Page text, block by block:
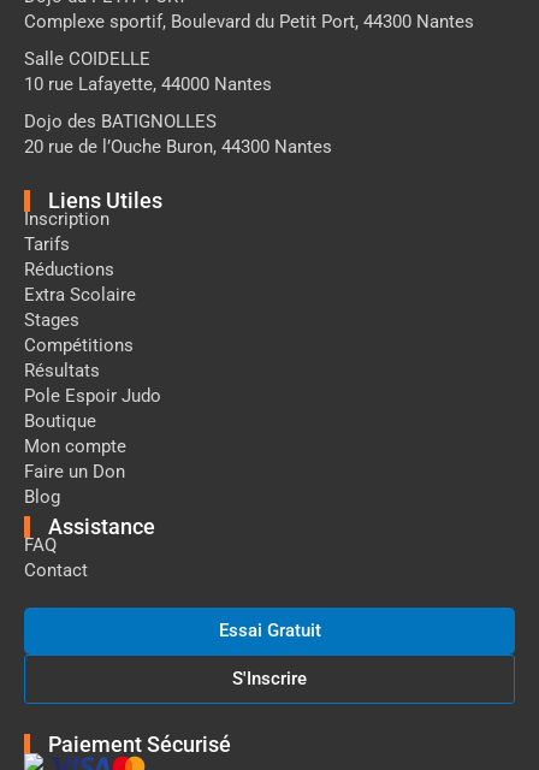
Complexe sportif, Boulevard du Petit Port, 44300 Nantes
Salle COIDELLE
10 rue Lafayette, 44000 Nantes
Dojo des BATIGNOLLES
20 rue de l’Ouche Buron, 44300 Nantes
Liens Utiles
Inscription
Tarifs
Réductions
Extra Scolaire
Stages
Compétitions
Résultats
Pole Espoir Judo
Boutique
Mon compte
Faire un Don
Blog
Assistance
FAQ
Contact
Essai Gratuit
S'Inscrire
Paiement Sécurisé